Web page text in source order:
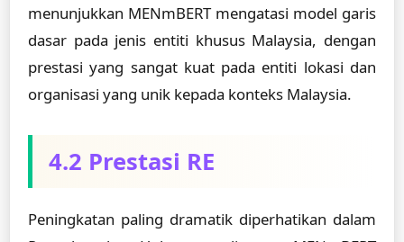
menunjukkan MENmBERT mengatasi model garis
dasar pada jenis entiti khusus Malaysia, dengan
prestasi yang sangat kuat pada entiti lokasi dan
organisasi yang unik kepada konteks Malaysia.
4.2 Prestasi RE
Peningkatan paling dramatik diperhatikan dalam